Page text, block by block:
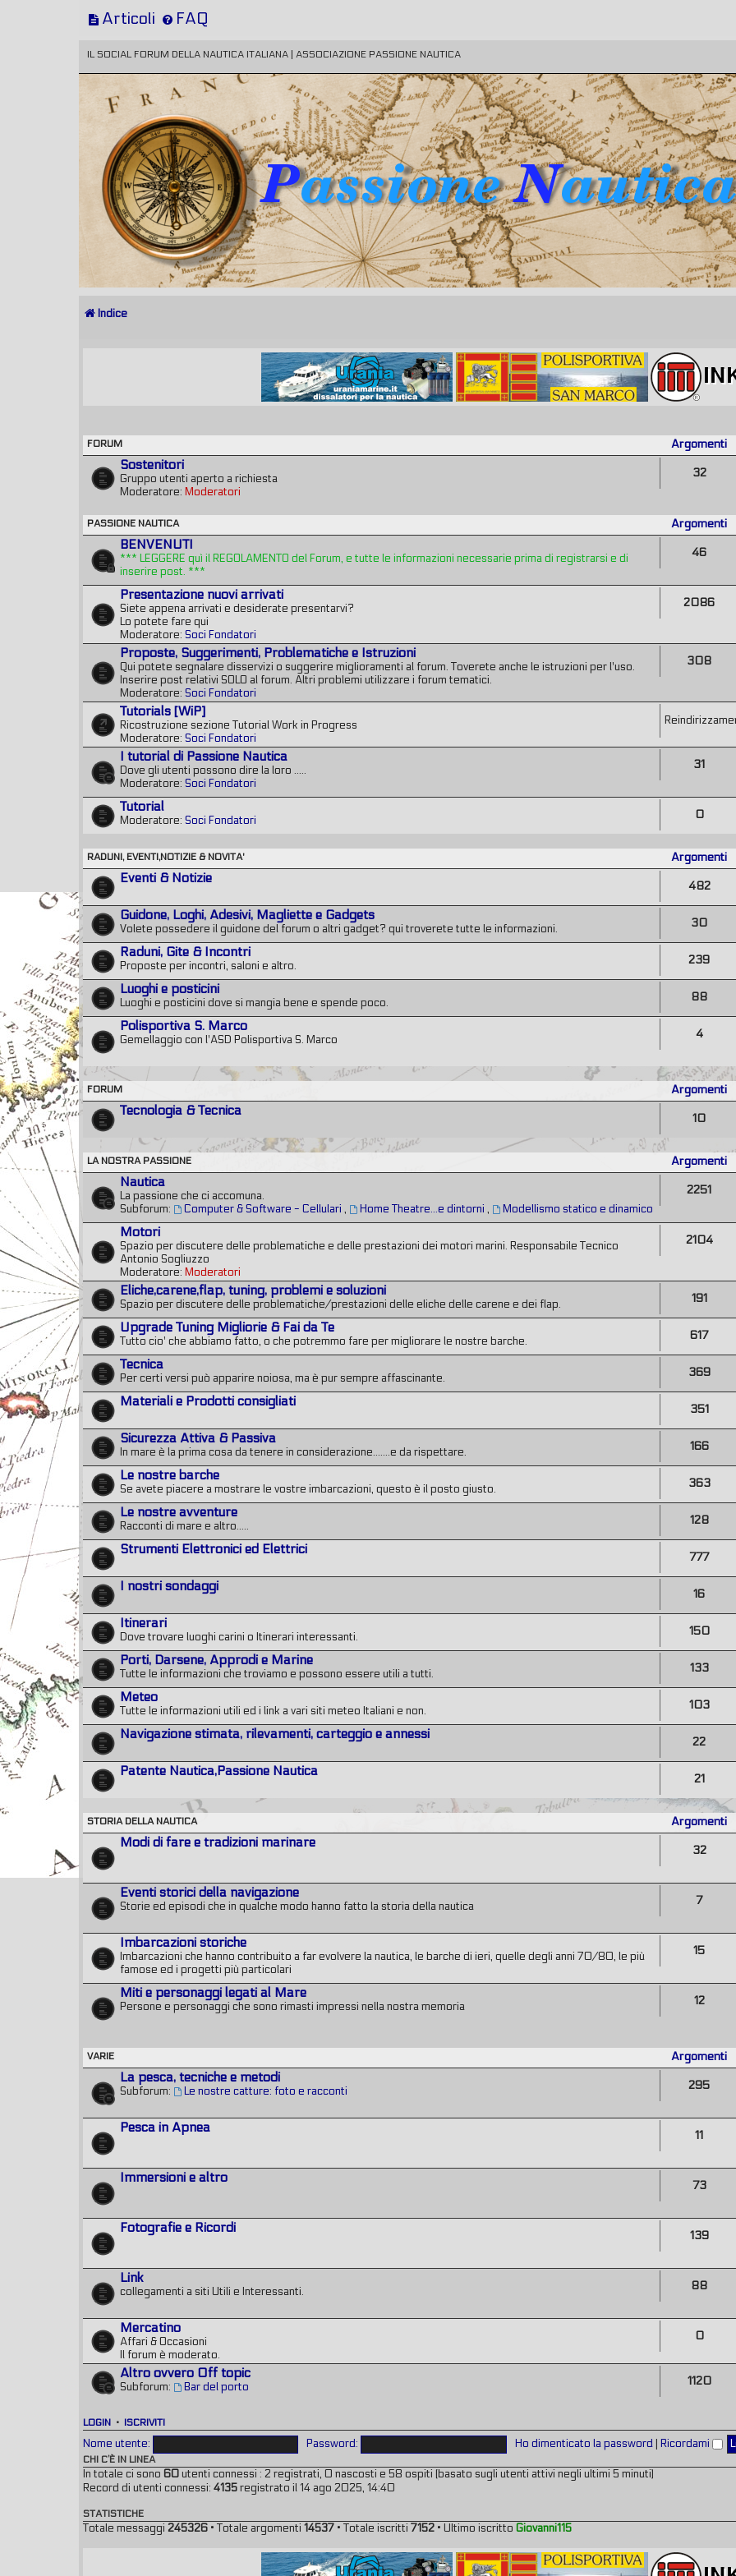
Articoli FAQ
IL SOCIAL FORUM DELLA NAUTICA ITALIANA | ASSOCIAZIONE PASSIONE NAUTICA
Indice
FORUM Argomenti
Sostenitori
Gruppo utenti aperto a richiesta
Moderatore: Moderatori
32
PASSIONE NAUTICA Argomenti
BENVENUTI
*** LEGGERE quì il REGOLAMENTO del Forum, e tutte le informazioni necessarie prima di registrarsi e di
inserire post. ***
46
Presentazione nuovi arrivati
Siete appena arrivati e desiderate presentarvi?
Lo potete fare qui
Moderatore: Soci Fondatori
2086
Proposte, Suggerimenti, Problematiche e Istruzioni
Qui potete segnalare disservizi o suggerire miglioramenti al forum. Toverete anche le istruzioni per l'uso.
Inserire post relativi SOLO al forum. Altri problemi utilizzare i forum tematici.
Moderatore: Soci Fondatori
308
Tutorials [WiP]
Ricostruzione sezione Tutorial Work in Progress
Moderatore: Soci Fondatori
I tutorial di Passione Nautica
Dove gli utenti possono dire la loro .....
Moderatore: Soci Fondatori
31
Tutorial
Moderatore: Soci Fondatori 0
RADUNI, EVENTI,NOTIZIE & NOVITA' Argomenti
Eventi & Notizie
482
Guidone, Loghi, Adesivi, Magliette e Gadgets
Volete possedere il guidone del forum o altri gadget? qui troverete tutte le informazioni. 30
Raduni, Gite & Incontri
Proposte per incontri, saloni e altro. 239
Luoghi e posticini
Luoghi e posticini dove si mangia bene e spende poco. 88
Polisportiva S. Marco
Gemellaggio con l'ASD Polisportiva S. Marco 4
FORUM Argomenti
Tecnologia & Tecnica
10
LA NOSTRA PASSIONE Argomenti
Nautica
La passione che ci accomuna.
Subforum:
Computer & Software - Cellulari , Home Theatre...e dintorni , Modellismo statico e dinamico
2251
Motori
Spazio per discutere delle problematiche e delle prestazioni dei motori marini. Responsabile Tecnico
Antonio Sogliuzzo
Moderatore: Moderatori
2104
Eliche,carene,flap, tuning, problemi e soluzioni
Spazio per discutere delle problematiche/prestazioni delle eliche delle carene e dei flap. 191
Upgrade Tuning Migliorie & Fai da Te
Tutto cio' che abbiamo fatto, o che potremmo fare per migliorare le nostre barche. 617
Tecnica
Per certi versi può apparire noiosa, ma è pur sempre affascinante. 369
Materiali e Prodotti consigliati
351
Sicurezza Attiva & Passiva
In mare è la prima cosa da tenere in considerazione.......e da rispettare. 166
Le nostre barche
Se avete piacere a mostrare le vostre imbarcazioni, questo è il posto giusto. 363
Le nostre avventure
Racconti di mare e altro..... 128
Strumenti Elettronici ed Elettrici
777
I nostri sondaggi
16
Itinerari
Dove trovare luoghi carini o Itinerari interessanti. 150
Porti, Darsene, Approdi e Marine
Tutte le informazioni che troviamo e possono essere utili a tutti. 133
Meteo
Tutte le informazioni utili ed i link a vari siti meteo Italiani e non. 103
Navigazione stimata, rilevamenti, carteggio e annessi
22
Patente Nautica,Passione Nautica
21
STORIA DELLA NAUTICA Argomenti
Modi di fare e tradizioni marinare
32
Eventi storici della navigazione
Storie ed episodi che in qualche modo hanno fatto la storia della nautica 7
Imbarcazioni storiche
Imbarcazioni che hanno contribuito a far evolvere la nautica, le barche di ieri, quelle degli anni 70/80, le più
famose ed i progetti più particolari
15
Miti e personaggi legati al Mare
Persone e personaggi che sono rimasti impressi nella nostra memoria 12
VARIE Argomenti
La pesca, tecniche e metodi
Subforum: Le nostre catture: foto e racconti 295
Pesca in Apnea
11
Immersioni e altro
73
Fotografie e Ricordi
139
Link
collegamenti a siti Utili e Interessanti. 88
Mercatino
Affari & Occasioni
Il forum è moderato.
0
Altro ovvero Off topic
Subforum: Bar del porto 1120
LOGIN • ISCRIVITI
Nome utente: Password: Ho dimenticato la password Ricordami
CHI C’È IN LINEA
In totale ci sono 60utenti connessi : 2 registrati, 0 nascosti e 58 ospiti (basato sugli utenti attivi negli ultimi 5 minuti)
Record di utenti connessi: 4135registrato il 14 ago 2025, 14:40
STATISTICHE
Totale messaggi 245326 • Totale argomenti 14537 • Totale iscritti 7152 • Ultimo iscritto Giovanni115